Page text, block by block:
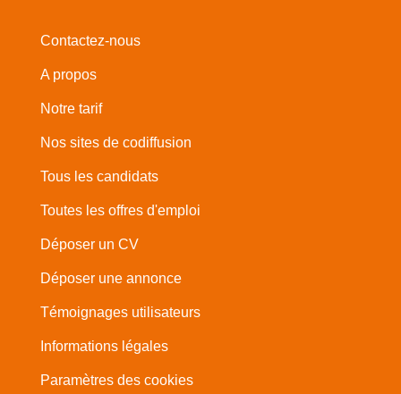
Contactez-nous
A propos
Notre tarif
Nos sites de codiffusion
Tous les candidats
Toutes les offres d'emploi
Déposer un CV
Déposer une annonce
Témoignages utilisateurs
Informations légales
Paramètres des cookies